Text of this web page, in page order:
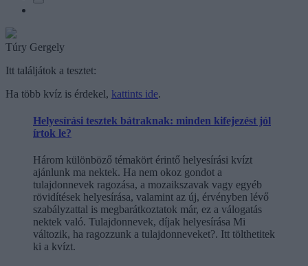
Túry Gergely
Itt találjátok a tesztet:
Ha több kvíz is érdekel, kattints ide.
Helyesírási tesztek bátraknak: minden kifejezést jól
írtok le?
Három különböző témakört érintő helyesírási kvízt
ajánlunk ma nektek. Ha nem okoz gondot a
tulajdonnevek ragozása, a mozaikszavak vagy egyéb
rövidítések helyesírása, valamint az új, érvényben lévő
szabályzattal is megbarátkoztatok már, ez a válogatás
nektek való. Tulajdonnevek, díjak helyesírása Mi
változik, ha ragozzunk a tulajdonneveket?. Itt tölthetitek
ki a kvízt.